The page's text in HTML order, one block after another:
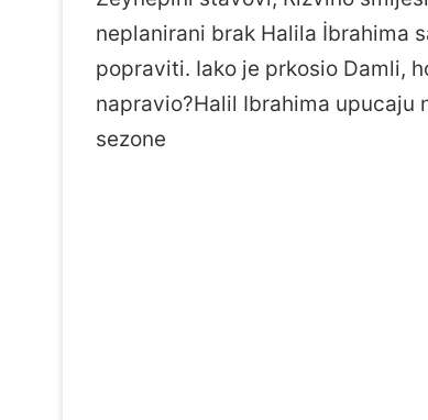
neplanirani brak Halila İbrahima
popraviti. Iako je prkosio Damli,
napravio?Halil Ibrahima upucaju
sezone